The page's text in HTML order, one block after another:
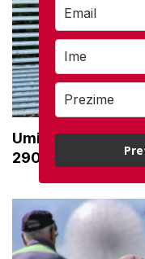
Umirovljenica
290 eura, a